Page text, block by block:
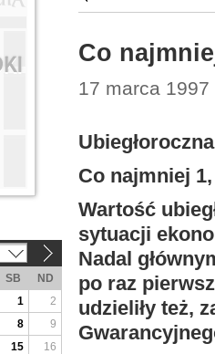
Co
17 marca
Co najmniej 1,
Wartość
sytuacji
Nadal
po raz
udzieliły też,
SB
ND
1
2
8
9
15
16